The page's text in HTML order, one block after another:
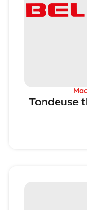
Tondeuse